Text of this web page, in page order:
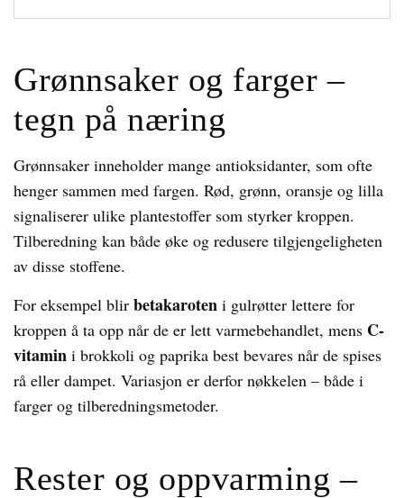
Grønnsaker og farger –
tegn på næring
Grønnsaker inneholder mange antioksidanter, som ofte
henger sammen med fargen. Rød, grønn, oransje og lilla
signaliserer ulike plantestoffer som styrker kroppen.
Tilberedning kan både øke og redusere tilgjengeligheten
av disse stoffene.
For eksempel blir betakaroten i gulrøtter lettere for
kroppen å ta opp når de er lett varmebehandlet, mens C-
vitamin i brokkoli og paprika best bevares når de spises
rå eller dampet. Variasjon er derfor nøkkelen – både i
farger og tilberedningsmetoder.
Rester og oppvarming –